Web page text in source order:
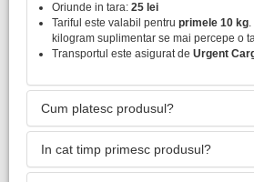
Oriunde in tara: 25 lei
Tariful este valabil pentru primele 10 kg
kilogram suplimentar se mai percepe o
Transportul este asigurat de Urgent
Cum platesc produsul?
In cat timp primesc produsul?